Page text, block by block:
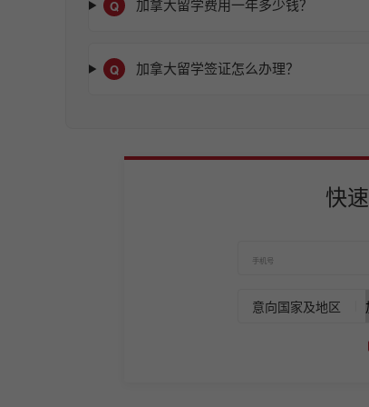
Q 加拿大留学费用一年多少钱？
Q 加拿大留学签证怎么办理？
快
意向国家及地区